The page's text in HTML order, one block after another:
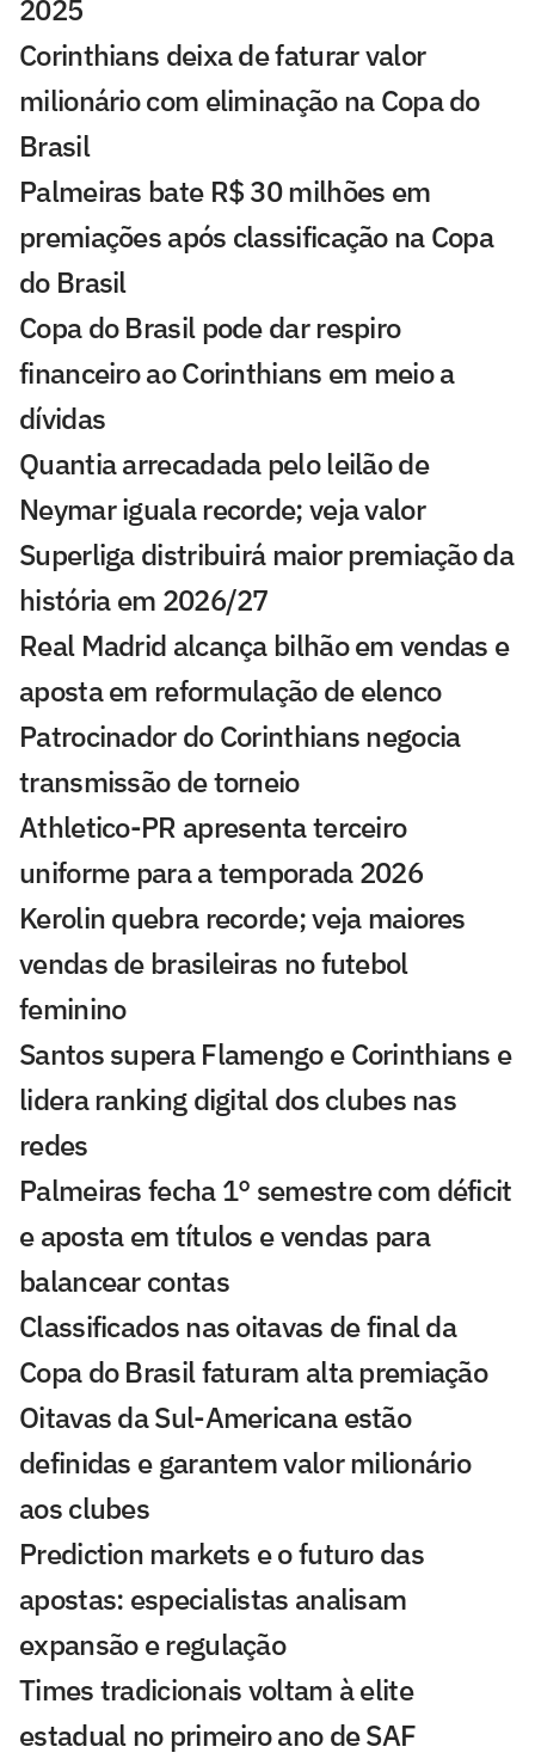
2025
Corinthians deixa de faturar valor
milionário com eliminação na Copa do
Brasil
Palmeiras bate R$ 30 milhões em
premiações após classificação na Copa
do Brasil
Copa do Brasil pode dar respiro
financeiro ao Corinthians em meio a
dívidas
Quantia arrecadada pelo leilão de
Neymar iguala recorde; veja valor
Superliga distribuirá maior premiação da
história em 2026/27
Real Madrid alcança bilhão em vendas e
aposta em reformulação de elenco
Patrocinador do Corinthians negocia
transmissão de torneio
Athletico-PR apresenta terceiro
uniforme para a temporada 2026
Kerolin quebra recorde; veja maiores
vendas de brasileiras no futebol
feminino
Santos supera Flamengo e Corinthians e
lidera ranking digital dos clubes nas
redes
Palmeiras fecha 1° semestre com déficit
e aposta em títulos e vendas para
balancear contas
Classificados nas oitavas de final da
Copa do Brasil faturam alta premiação
Oitavas da Sul-Americana estão
definidas e garantem valor milionário
aos clubes
Prediction markets e o futuro das
apostas: especialistas analisam
expansão e regulação
Times tradicionais voltam à elite
estadual no primeiro ano de SAF